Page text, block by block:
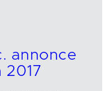
annonce
2017